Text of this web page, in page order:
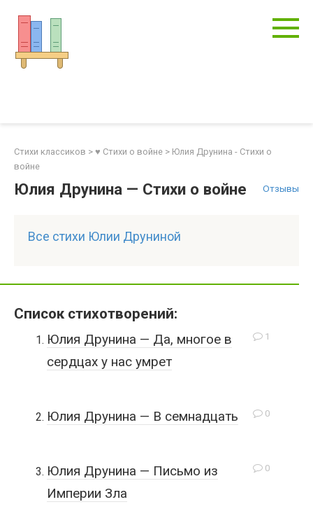
контенту
Стихи классиков > ♥ Стихи о войне > Юлия Друнина - Стихи о
войне
Отзывы
Юлия Друнина — Стихи о войне
Все стихи Юлии Друниной
Список стихотворений:
1
Юлия Друнина — Да, многое в
сердцах у нас умрет
0
Юлия Друнина — В семнадцать
0
Юлия Друнина — Письмо из
Империи Зла